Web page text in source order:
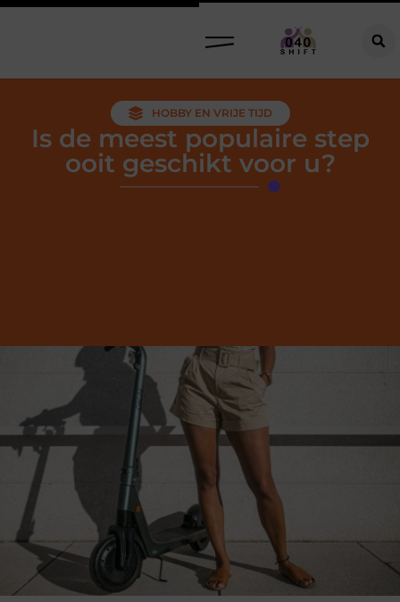
HOBBY EN VRIJE TIJD
Is de meest populaire step
ooit geschikt voor u?